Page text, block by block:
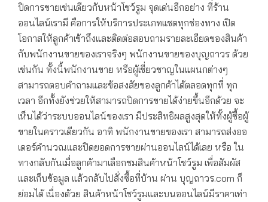
ปิดการขายเช่นเดียวกับหน้าโชว์รูม จุดเด่นอีกอย่าง ที่ร้าน
ออนไลน์เรามี คือการให้บริการประเภทแชตทุกช่องทาง เปิด
โอกาสให้ลูกค้าเข้าถึงและติดต่อสอบถามรายละเอียดของสินค้า
กับพนักงานขายของเราจริงๆ พนักงานขายของบุญถาวร ด้วย
เช่นกัน ทั้งนี้พนักงานขาย หรือผู้เชี่ยวชาญในแผนกต่างๆ
สามารถตอบคำถามและข้อสงสัยของลูกค้าได้ตลอดทุกที่ ทุก
เวลา อีกทั้งยังช่วยให้สามารถปิดการขายได้ง่ายขึ้นอีกด้วย จะ
เห็นได้ว่าระบบออนไลน์ของเรา มีประสิทธิผลสูงสุดให้ทั้งผู้ซื้อผู้
ขายในคราวเดียวกัน อาทิ พนักงานขายของเรา สามารถส่งออ
เดอร์คำนวณและปิดยอดการขายผ่านออนไลน์ได้เลย หรือ ใน
ทางกลับกันเมื่อลูกค้ามาเลือกชมสินค้าหน้าโชว์รูม เพื่อสัมผัส
และเก็บข้อมูล แล้วกลับไปสั่งซื้อที่บ้าน ผ่าน บุญถาวร.com ก็
ย่อมได้ เนื่องด้วย สินค้าหน้าโชว์รูมและบนออนไลน์มีราคาเท่า